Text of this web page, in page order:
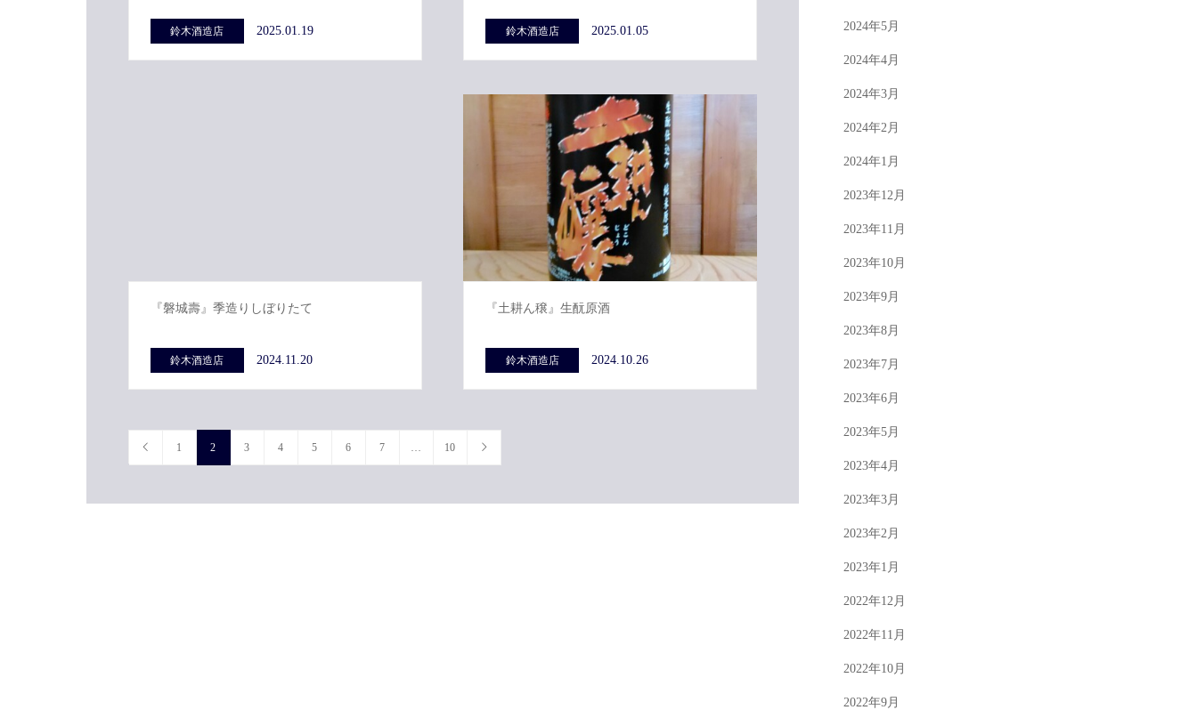
鈴木酒造店 2025.01.19 鈴木酒造店 2025.01.05
『磐城壽』季造りしぼりたて
鈴木酒造店 2024.11.20
『土耕ん穣』生酛原酒
鈴木酒造店 2024.10.26
1 2 3 4 5 6 7 … 10
2024年5月
2024年4月
2024年3月
2024年2月
2024年1月
2023年12月
2023年11月
2023年10月
2023年9月
2023年8月
2023年7月
2023年6月
2023年5月
2023年4月
2023年3月
2023年2月
2023年1月
2022年12月
2022年11月
2022年10月
2022年9月